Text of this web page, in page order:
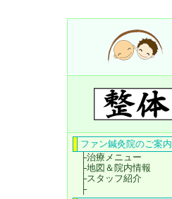
ファン鍼灸院のご案内
├治療メニュー
├地図＆院内情報
├スタッフ紹介
├